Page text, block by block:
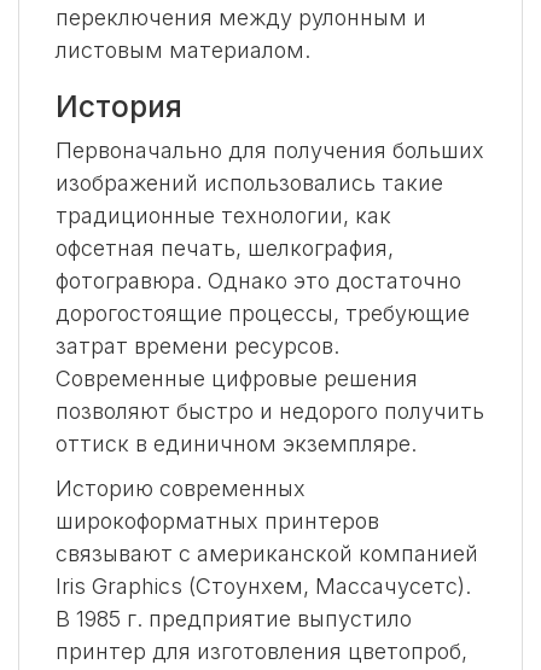
переключения между рулонным и
листовым материалом.
История
Первоначально для получения больших
изображений использовались такие
традиционные технологии, как
офсетная печать, шелкография,
фотогравюра. Однако это достаточно
дорогостоящие процессы, требующие
затрат времени ресурсов.
Современные цифровые решения
позволяют быстро и недорого получить
оттиск в единичном экземпляре.
Историю современных
широкоформатных принтеров
связывают с американской компанией
Iris Graphics (Стоунхем, Массачусетс).
В 1985 г. предприятие выпустило
принтер для изготовления цветопроб,